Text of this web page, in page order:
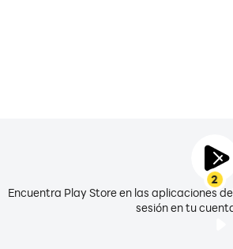
2
Encuentra Play Store en las aplicaciones
sesión en tu